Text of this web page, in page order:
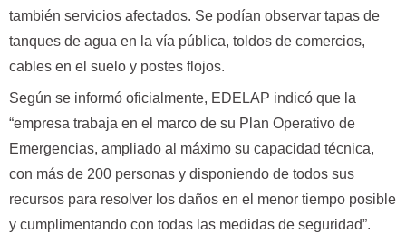
también servicios afectados. Se podían observar tapas de
tanques de agua en la vía pública, toldos de comercios,
cables en el suelo y postes flojos.
Según se informó oficialmente, EDELAP indicó que la
“empresa trabaja en el marco de su Plan Operativo de
Emergencias, ampliado al máximo su capacidad técnica,
con más de 200 personas y disponiendo de todos sus
recursos para resolver los daños en el menor tiempo posible
y cumplimentando con todas las medidas de seguridad”.